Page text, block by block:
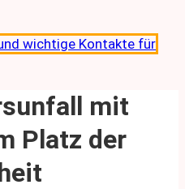
wichtige Kontakte für
mit
Platz der